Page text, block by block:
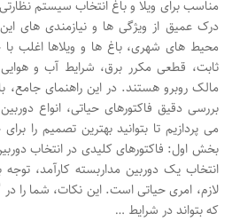
مناسب برای ویلا و باغ انتخاب سیستم نظارتی
درک عمیق از ویژگی ها و نیازمندی های
محیط های شهری، باغ ها و ویلاها اغلب با
ثابت، قطعی مکرر برق، شرایط آب و
مالک روبرو هستند. در این راهنمای جامع،
بررسی دقیق فاکتورهای حیاتی، انواع
می پردازیم تا بتوانید بهترین تصمیم را
بخش اول: فاکتورهای کلیدی در انتخاب
انتخاب یک دوربین مداربسته کارآمد،
لازم، امری حیاتی است. این نکات، شما را
که بتواند در شرایط …